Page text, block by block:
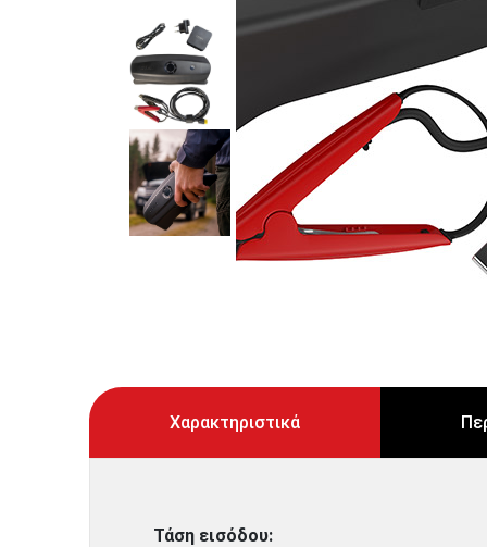
Χαρακτηριστικά
Τάση εισόδου: